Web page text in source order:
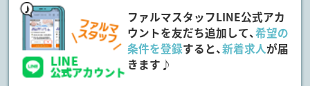
ファルマスタッフLINE公式アカ
ウントを友だち追加して、希望の
条件を登録すると、新着求人が届
きます♪